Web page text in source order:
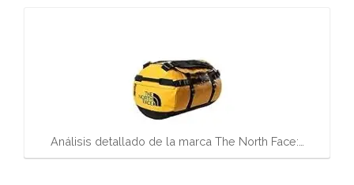
Análisis detallado de la marca The North Face:…